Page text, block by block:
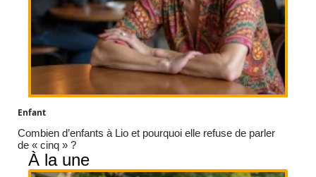
Enfant
Combien d’enfants à Lio et pourquoi elle refuse de parler
de « cinq » ?
À la une